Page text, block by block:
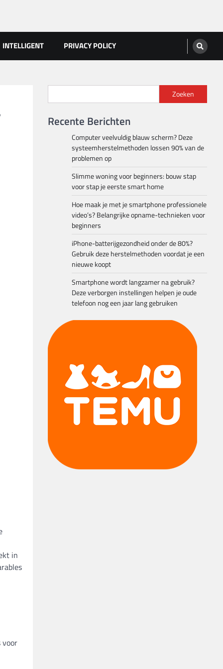
INTELLIGENT PRIVACY POLICY
in
voor
Zoeken
Recente Berichten
Computer veelvuldig blauw scherm? Deze
systeemherstelmethoden lossen 90% van de
problemen op
Slimme woning voor beginners: bouw stap
voor stap je eerste smart home
Hoe maak je met je smartphone professionele
video’s? Belangrijke opname-technieken voor
beginners
iPhone-batterijgezondheid onder de 80%?
Gebruik deze herstelmethoden voordat je een
nieuwe koopt
Smartphone wordt langzamer na gebruik?
Deze verborgen instellingen helpen je oude
telefoon nog een jaar lang gebruiken